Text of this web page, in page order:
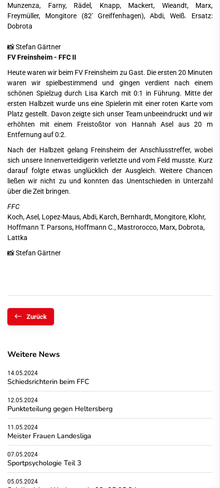
Munzenza, Farny, Rädel, Knapp, Mackert, Wieandt, Marx,
Freymüller, Mongitore (82' Greiffenhagen), Abdi, Weiß. Ersatz:
Dobrota
📸 Stefan Gärtner
FV Freinsheim - FFC II
Heute waren wir beim FV Freinsheim zu Gast. Die ersten 20 Minuten
waren wir spielbestimmend und gingen verdient nach einem
schönen Spielzug durch Lisa Karch mit 0:1 in Führung. Mitte der
ersten Halbzeit wurde uns eine Spielerin mit einer roten Karte vom
Platz gestellt. Davon zeigte sich unser Team unbeeindruckt und wir
erhöhten mit einem Freistoßtor von Hannah Asel aus 20 m
Entfernung auf 0:2.
Nach der Halbzeit gelang Freinsheim der Anschlusstreffer, wobei
sich unsere Innenverteidigerin verletzte und vom Feld musste. Kurz
darauf folgte etwas unglücklich der Ausgleich. Weitere Chancen
ließen wir nicht zu und konnten das Unentschieden in Unterzahl
über die Zeit bringen.
FFC
Koch, Asel, Lopez-Maus, Abdi, Karch, Bernhardt, Mongitore, Klohr,
Hoffmann T. Parsons, Hoffmann C., Mastrorocco, Marx, Dobrota,
Lattka
📸 Stefan Gärtner
Zurück
Weitere News
14.05.2024
Schiedsrichterin beim FFC
12.05.2024
Punkteteilung gegen Heltersberg
11.05.2024
Meister Frauen Landesliga
07.05.2024
Sportpsychologie Teil 3
05.05.2024